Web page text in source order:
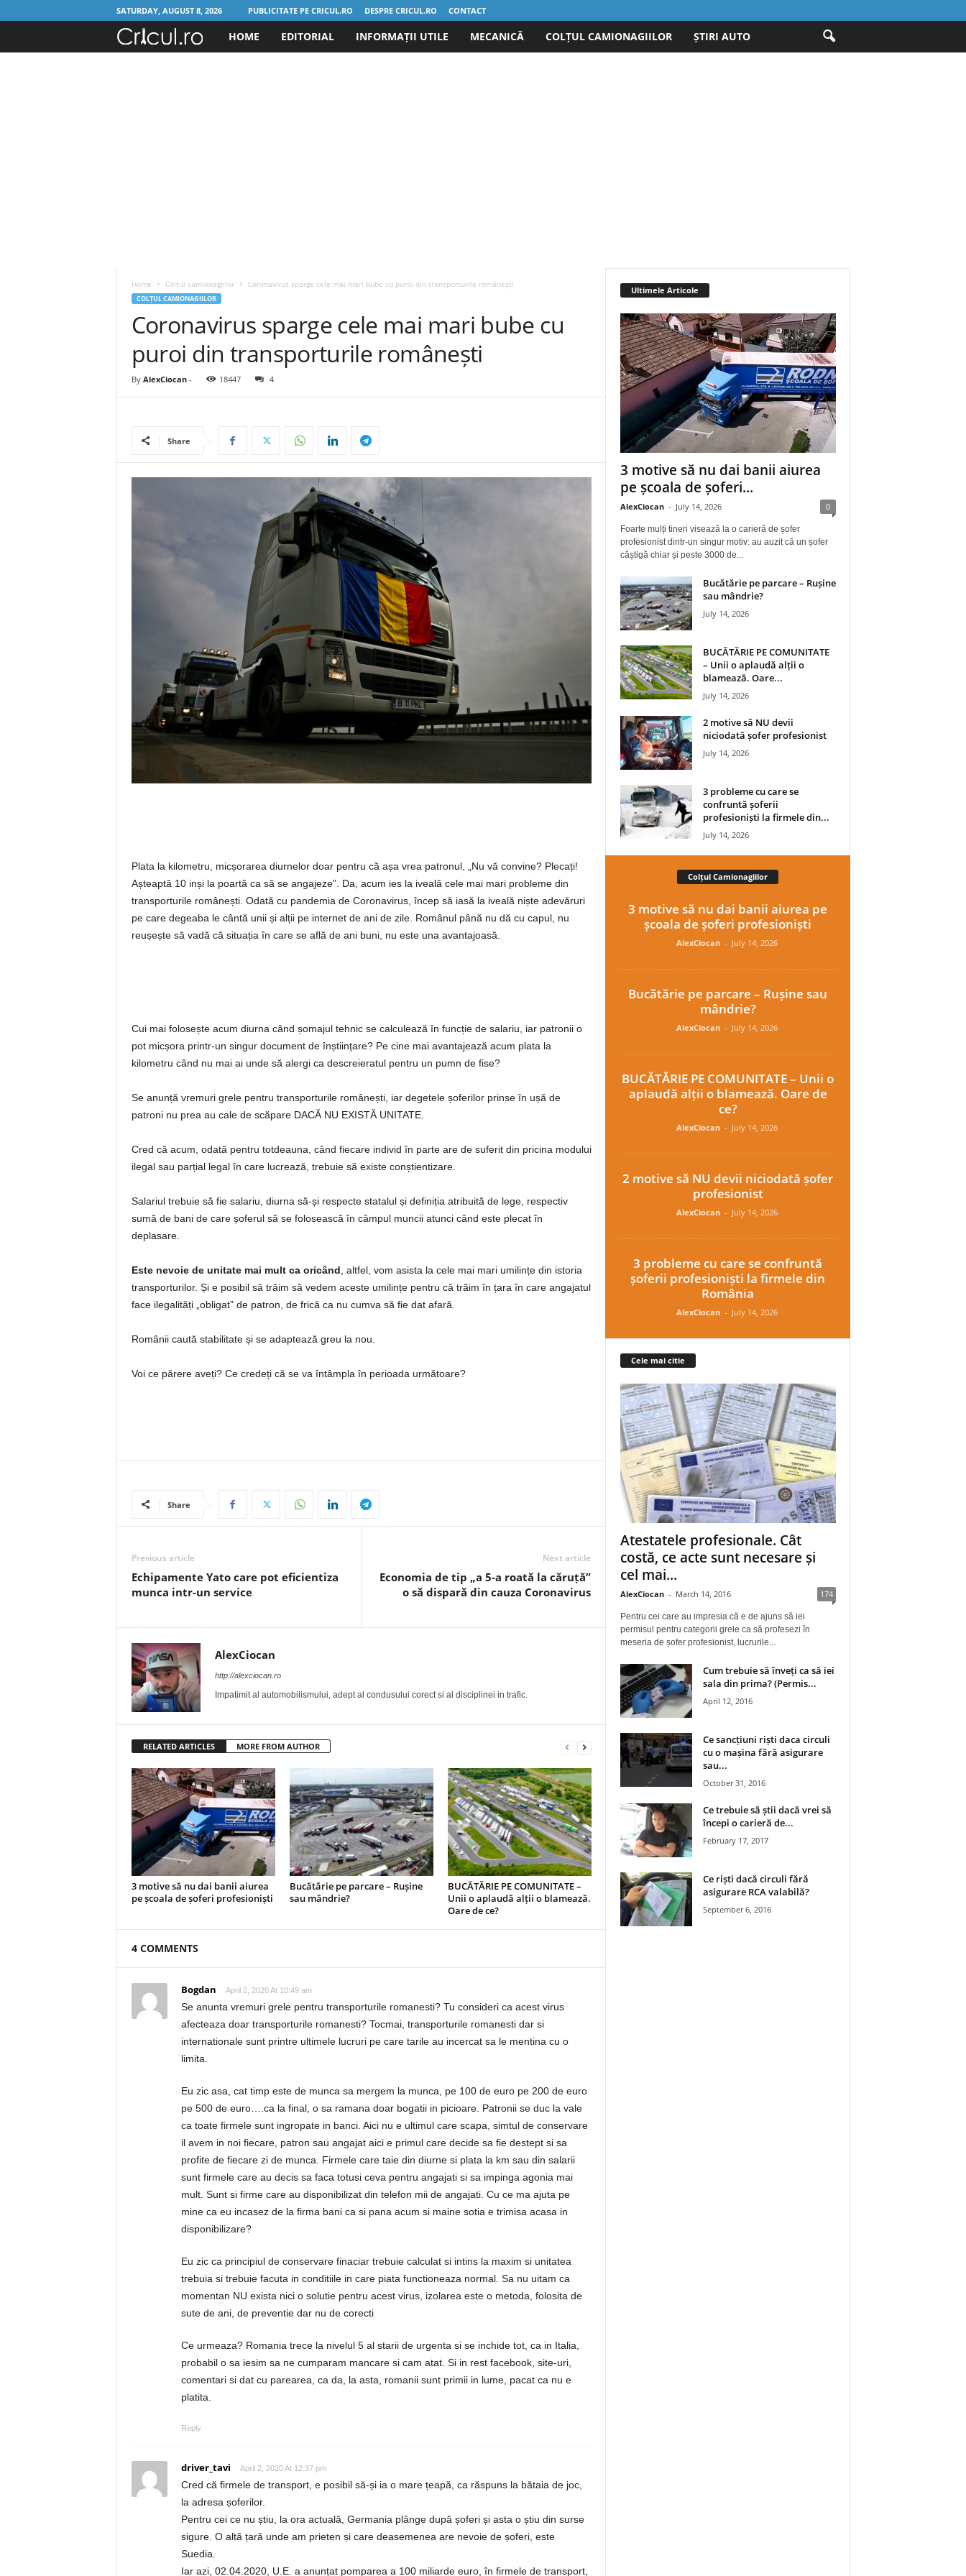
SATURDAY, AUGUST 8, 2026 PUBLICITATE PE CRICUL.RO DESPRE CRICUL.RO CONTACT
o
HOME EDITORIAL INFORMAȚII UTILE MECANICĂ COLȚUL CAMIONAGIILOR ȘTIRI AUTO
Home Colțul camionagiilor Coronavirus sparge cele mai mari bube cu puroi din transporturile românești
COLȚUL CAMIONAGIILOR
Coronavirus sparge cele mai mari bube cu
puroi din transporturile românești
By AlexCiocan- 18447 4
Share
Plata la kilometru, micșorarea diurnelor doar pentru că așa vrea patronul, „Nu vă convine? Plecați!
Așteaptă 10 inși la poartă ca să se angajeze”. Da, acum ies la iveală cele mai mari probleme din
transporturile românești. Odată cu pandemia de Coronavirus, încep să iasă la iveală niște adevăruri
pe care degeaba le cântă unii și alții pe internet de ani de zile. Românul până nu dă cu capul, nu
reușește să vadă că situația în care se află de ani buni, nu este una avantajoasă.
Cui mai folosește acum diurna când șomajul tehnic se calculează în funcție de salariu, iar patronii o
pot micșora printr-un singur document de înștiințare? Pe cine mai avantajează acum plata la
kilometru când nu mai ai unde să alergi ca descreieratul pentru un pumn de fise?
Se anunță vremuri grele pentru transporturile românești, iar degetele șoferilor prinse în ușă de
patroni nu prea au cale de scăpare DACĂ NU EXISTĂ UNITATE.
Cred că acum, odată pentru totdeauna, când fiecare individ în parte are de suferit din pricina modului
ilegal sau parțial legal în care lucrează, trebuie să existe conștientizare.
Salariul trebuie să fie salariu, diurna să-și respecte statalul și definiția atribuită de lege, respectiv
sumă de bani de care șoferul să se folosească în câmpul muncii atunci când este plecat în
deplasare.
Este nevoie de unitate mai mult ca oricând , altfel, vom asista la cele mai mari umilințe din istoria
transporturilor. Și e posibil să trăim să vedem aceste umilințe pentru că trăim în țara în care angajatul
face ilegalități „obligat” de patron, de frică ca nu cumva să fie dat afară.
Românii caută stabilitate și se adaptează greu la nou.
Voi ce părere aveți? Ce credeți că se va întâmpla în perioada următoare?
Share
Previous article
Echipamente Yato care pot eficientiza
munca intr-un service
Next article
Economia de tip „a 5-a roată la căruță”
o să dispară din cauza Coronavirus
AlexCiocan
http://alexciocan.ro
Impatimit al automobilismului, adept al condusului corect si al disciplinei in trafic.
RELATED ARTICLES MORE FROM AUTHOR
3 motive să nu dai banii aiurea
pe școala de șoferi profesioniști
Bucătărie pe parcare – Rușine
sau mândrie?
BUCĂTĂRIE PE COMUNITATE –
Unii o aplaudă alții o blamează.
Oare de ce?
4 COMMENTS
Bogdan April 2, 2020 At 10:49 am
Se anunta vremuri grele pentru transporturile romanesti? Tu consideri ca acest virus
afecteaza doar transporturile romanesti? Tocmai, transporturile romanesti dar si
internationale sunt printre ultimele lucruri pe care tarile au incercat sa le mentina cu o
limita.
Eu zic asa, cat timp este de munca sa mergem la munca, pe 100 de euro pe 200 de euro
pe 500 de euro….ca la final, o sa ramana doar bogatii in picioare. Patronii se duc la vale
ca toate firmele sunt ingropate in banci. Aici nu e ultimul care scapa, simtul de conservare
il avem in noi fiecare, patron sau angajat aici e primul care decide sa fie destept si sa
profite de fiecare zi de munca. Firmele care taie din diurne si plata la km sau din salarii
sunt firmele care au decis sa faca totusi ceva pentru angajati si sa impinga agonia mai
mult. Sunt si firme care au disponibilizat din telefon mii de angajati. Cu ce ma ajuta pe
mine ca eu incasez de la firma bani ca si pana acum si maine sotia e trimisa acasa in
disponibilizare?
Eu zic ca principiul de conservare finaciar trebuie calculat si intins la maxim si unitatea
trebuia si trebuie facuta in conditiile in care piata functioneaza normal. Sa nu uitam ca
momentan NU exista nici o solutie pentru acest virus, izolarea este o metoda, folosita de
sute de ani, de preventie dar nu de corecti
Ce urmeaza? Romania trece la nivelul 5 al starii de urgenta si se inchide tot, ca in Italia,
probabil o sa iesim sa ne cumparam mancare si cam atat. Si in rest facebook, site-uri,
comentari si dat cu parearea, ca da, la asta, romanii sunt primii in lume, pacat ca nu e
platita.
Reply
driver_tavi April 2, 2020 At 12:37 pm
Cred că firmele de transport, e posibil să-și ia o mare țeapă, ca răspuns la bătaia de joc,
la adresa șoferilor.
Pentru cei ce nu știu, la ora actuală, Germania plânge după șoferi și asta o știu din surse
sigure. O altă țară unde am prieten și care deasemenea are nevoie de șoferi, este
Suedia.
Iar azi, 02.04.2020, U.E. a anunțat pomparea a 100 miliarde euro, în firmele de transport,
Ultimele Articole
3 motive să nu dai banii aiurea
pe școala de șoferi...
AlexCiocan - July 14, 2026 0
Foarte mulți tineri visează la o carieră de șofer
profesionist dintr-un singur motiv: au auzit că un șofer
câștigă chiar și peste 3000 de...
Bucătărie pe parcare – Rușine
sau mândrie?
July 14, 2026
BUCĂTĂRIE PE COMUNITATE
– Unii o aplaudă alții o
blamează. Oare...
July 14, 2026
2 motive să NU devii
niciodată șofer profesionist
July 14, 2026
3 probleme cu care se
confruntă șoferii
profesioniști la firmele din...
July 14, 2026
Colțul Camionagiilor
3 motive să nu dai banii aiurea pe
școala de șoferi profesioniști
AlexCiocan - July 14, 2026
Bucătărie pe parcare – Rușine sau
mândrie?
AlexCiocan - July 14, 2026
BUCĂTĂRIE PE COMUNITATE – Unii o
aplaudă alții o blamează. Oare de
ce?
AlexCiocan - July 14, 2026
2 motive să NU devii niciodată șofer
profesionist
AlexCiocan - July 14, 2026
3 probleme cu care se confruntă
șoferii profesioniști la firmele din
România
AlexCiocan - July 14, 2026
Cele mai citie
Atestatele profesionale. Cât
costă, ce acte sunt necesare și
cel mai...
AlexCiocan - March 14, 2016 174
Pentru cei care au impresia că e de ajuns să iei
permisul pentru categorii grele ca să profesezi în
meseria de șofer profesionist, lucrurile...
Cum trebuie să înveți ca să iei
sala din prima? (Permis...
April 12, 2016
Ce sancțiuni riști daca circuli
cu o mașina fără asigurare
sau...
October 31, 2016
Ce trebuie să știi dacă vrei să
începi o carieră de...
February 17, 2017
Ce riști dacă circuli fără
asigurare RCA valabilă?
September 6, 2016